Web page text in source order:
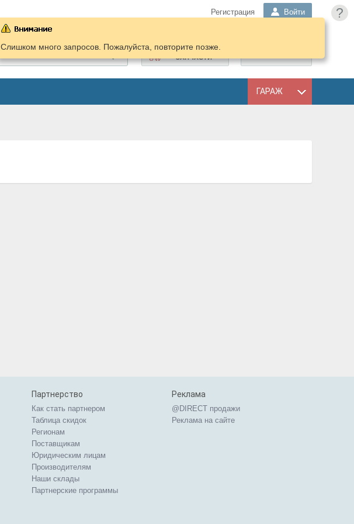
?
Регистрация Войти
ПОДОБРАТЬ
ЗАПЧАСТИ
ГАРАЖ
Слишком много запросов. Пожалуйста, повторите позже.
Партнерство
Как стать партнером
Таблица скидок
Регионам
Поставщикам
Юридическим лицам
Производителям
Наши склады
Партнерские программы
Реклама
@DIRECT продажи
Реклама на сайте